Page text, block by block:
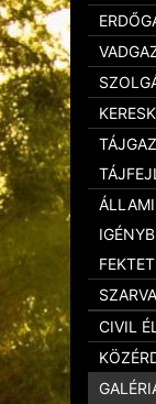
CIVIL